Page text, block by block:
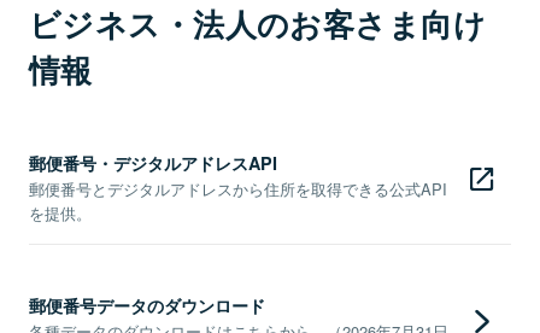
ビジネス・法人のお客さま向け
情報
郵便番号・デジタルアドレスAPI
郵便番号とデジタルアドレスから住所を取得できる公式API
を提供。
郵便番号データのダウンロード